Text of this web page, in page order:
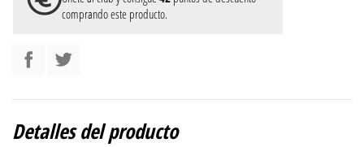
comprando este producto.
Detalles del producto